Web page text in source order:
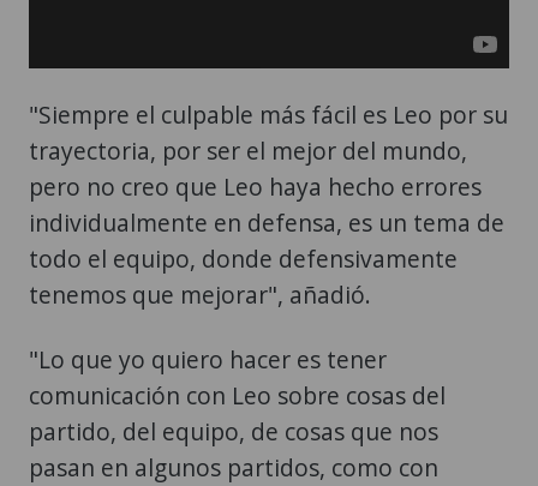
"Siempre el culpable más fácil es Leo por su
trayectoria, por ser el mejor del mundo,
pero no creo que Leo haya hecho errores
individualmente en defensa, es un tema de
todo el equipo, donde defensivamente
tenemos que mejorar", añadió.
"Lo que yo quiero hacer es tener
comunicación con Leo sobre cosas del
partido, del equipo, de cosas que nos
pasan en algunos partidos, como con